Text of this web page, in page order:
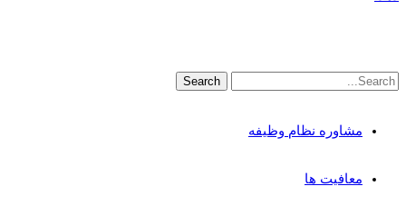
مشاوره نظام وظیفه
معافیت ها